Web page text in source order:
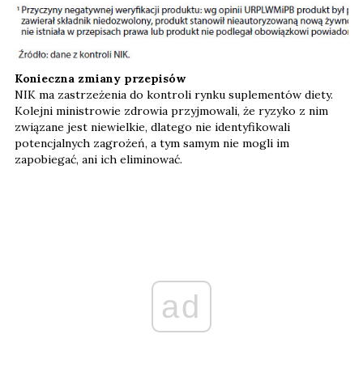
Konieczna zmiany przepisów
NIK ma zastrzeżenia do kontroli rynku suplementów diety.
Kolejni ministrowie zdrowia przyjmowali, że ryzyko z nim
związane jest niewielkie, dlatego nie identyfikowali
potencjalnych zagrożeń, a tym samym nie mogli im
zapobiegać, ani ich eliminować.
ad